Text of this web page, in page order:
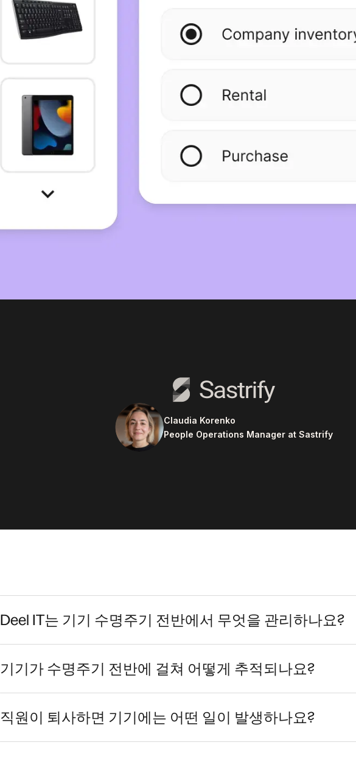
Claudia Korenko
People Operations Manager at Sastrify
Deel IT는 기기 수명주기 전반에서 무엇을 관리하나요?
기기가 수명주기 전반에 걸쳐 어떻게 추적되나요?
직원이 퇴사하면 기기에는 어떤 일이 발생하나요?